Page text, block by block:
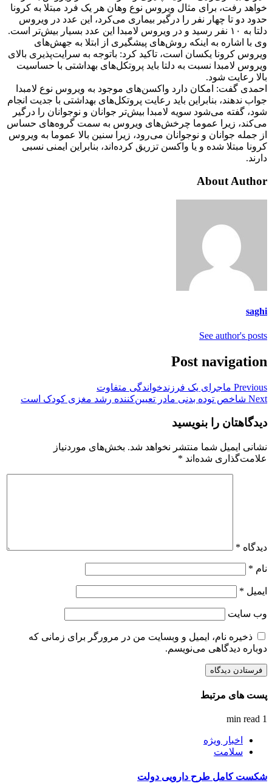
خواهد رفت، برای مثال ویروس نوع وهان هر یک فرد مبتلا به کرونا
حدود دو تا چهار نفر را درگیر بیماری می‌کرد، این عدد در ویروس
دلتا به ۱۰ نفر رسید و در ویروس لامبدا این عدد بسیار بیش‌تر است.
وی با اشاره به اینکه روش‌های پیشگیری از ابتلا به جهش‌های
ویروس کرونا یکسان است، تاکید کرد: باتوجه به سرایت‌پذیری بالای
ویروس لامبدا نسبت به دلتا باید پروتکل‌های بهداشتی با حساسیت
بالا رعایت شود.
احمدی گفت: امکان دارد واکسن‌های موجود به ویروس نوع لامبدا
جواب ندهند، بنابراین باید رعایت پروتکل‌های بهداشتی با جدیت انجام
شود، گفته می‌شود سویه لامبدا بیش‌تر جوانان و نوجوانان را درگیر
می‌کند، زیرا عموما چرخش‌های ویروس به سمت گروه‌های حساس
از جمله جوانان و نوجوانان می‌رود، زیرا سنین بالا عموما به ویروس
کرونا مبتلا شده و یا واکسن تزریق کرده‌اند، بنابراین ایمنی نسبی
دارند.
About Author
saghi
See author's posts
Post navigation
Previous ماجرای یک فرزندخواندگی متفاوت
Next شاخص توده بدنی مادر تعیین‌کننده رشد مغزی کودک است
دیدگاهتان را بنویسید
نشانی ایمیل شما منتشر نخواهد شد. بخش‌های موردنیاز
علامت‌گذاری شده‌اند *
دیدگاه *
نام *
ایمیل *
وب‌ سایت
ذخیره نام، ایمیل و وبسایت من در مرورگر برای زمانی که
دوباره دیدگاهی می‌نویسم.
پست های مرتبط
1 min read
اخبار ویژه
سلامت
شکست کامل طرح دارویی دولت